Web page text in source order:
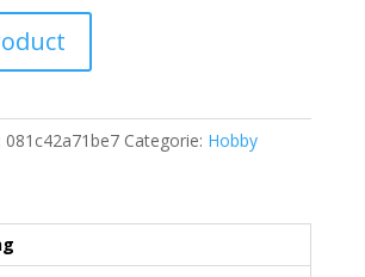
081c42a71be7 Categorie: Hobby